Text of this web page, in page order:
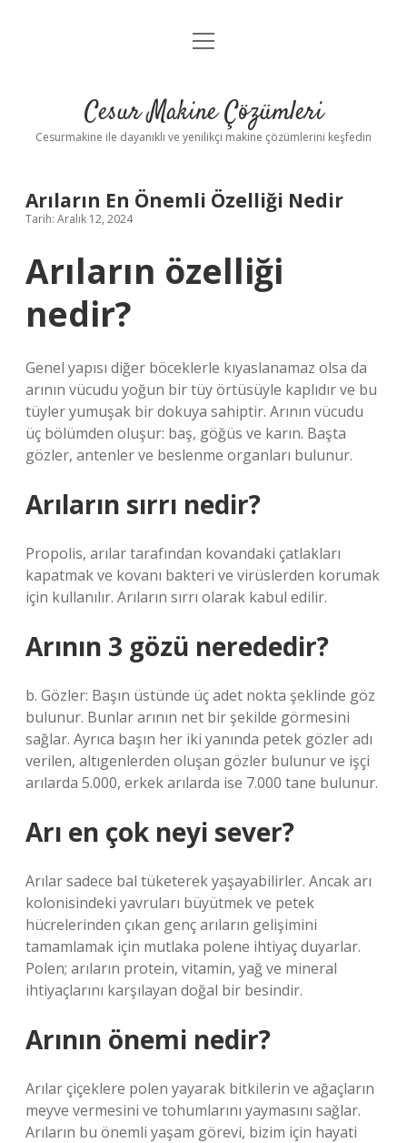
Anasayfa
Yasal Uyarı
menüyü
Cesur Makine Çözümleri
Cesurmakine ile dayanıklı ve yenilikçi makine çözümlerini keşfedin
Arıların En Önemli Özelliği Nedir
Tarih: Aralık 12, 2024
Arıların özelliği
nedir?
Genel yapısı diğer böceklerle kıyaslanamaz olsa da
arının vücudu yoğun bir tüy örtüsüyle kaplıdır ve bu
tüyler yumuşak bir dokuya sahiptir. Arının vücudu
üç bölümden oluşur: baş, göğüs ve karın. Başta
gözler, antenler ve beslenme organları bulunur.
Arıların sırrı nedir?
Propolis, arılar tarafından kovandaki çatlakları
kapatmak ve kovanı bakteri ve virüslerden korumak
için kullanılır. Arıların sırrı olarak kabul edilir.
Arının 3 gözü nerededir?
b. Gözler: Başın üstünde üç adet nokta şeklinde göz
bulunur. Bunlar arının net bir şekilde görmesini
sağlar. Ayrıca başın her iki yanında petek gözler adı
verilen, altıgenlerden oluşan gözler bulunur ve işçi
arılarda 5.000, erkek arılarda ise 7.000 tane bulunur.
Arı en çok neyi sever?
Arılar sadece bal tüketerek yaşayabilirler. Ancak arı
kolonisindeki yavruları büyütmek ve petek
hücrelerinden çıkan genç arıların gelişimini
tamamlamak için mutlaka polene ihtiyaç duyarlar.
Polen; arıların protein, vitamin, yağ ve mineral
ihtiyaçlarını karşılayan doğal bir besindir.
Arının önemi nedir?
Arılar çiçeklere polen yayarak bitkilerin ve ağaçların
meyve vermesini ve tohumlarını yaymasını sağlar.
Arıların bu önemli yaşam görevi, bizim için hayati